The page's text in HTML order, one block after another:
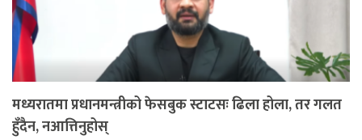
मध्यरातमा प्रधानमन्त्रीको फेसबुक स्टाटसः ढिला होला, तर गलत
हुँदैन, नआत्तिनुहोस्